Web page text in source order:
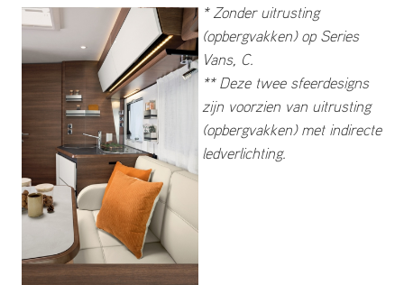
* Zonder uitrusting
(opbergvakken) op Series
Vans, C.
** Deze twee sfeerdesigns
zijn voorzien van uitrusting
(opbergvakken) met indirecte
ledverlichting.